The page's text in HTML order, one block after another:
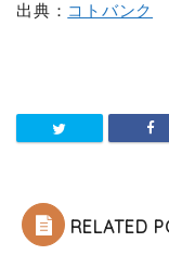
出典： コトバンク
RELATED